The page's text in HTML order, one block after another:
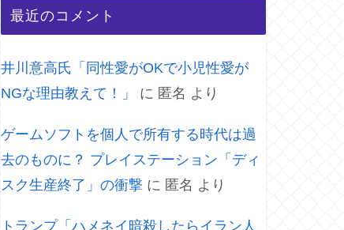
最近のコメント
井川意高氏「同性愛がOKで小児性愛が
NGな理由教えて！」
に 匿名 より
ゲームソフトを個人で所有する時代は過
去のものに？ プレイステーション「ディ
スク生産終了」の衝撃 に 匿名 より
トランプ「ハメネイ暗殺したらイラン人